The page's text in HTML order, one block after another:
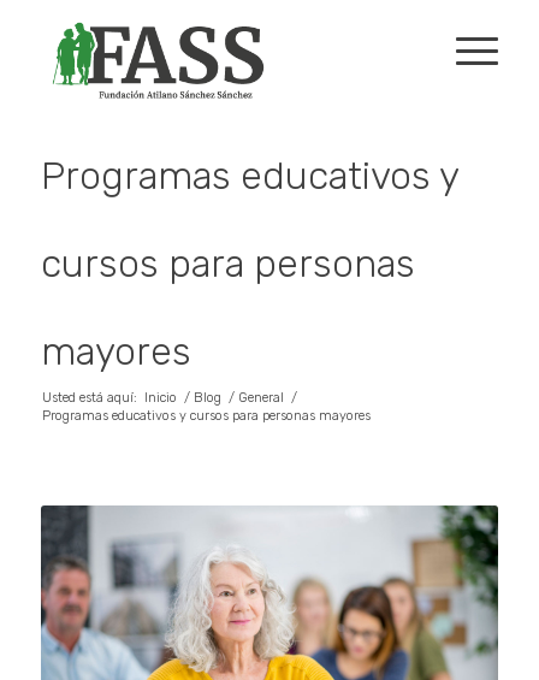
Programas educativos y
cursos para personas
mayores
Usted está aquí: Inicio / Blog / General /
Programas educativos y cursos para personas mayores